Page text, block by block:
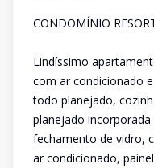
CONDOMÍNIO
Lindíssimo
com ar condicionado
todo planejado,
planejado
fechamento de vidro,
ar condicionado,